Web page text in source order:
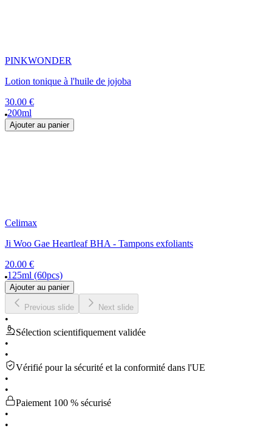
PINKWONDER
Lotion tonique à l'huile de jojoba
30.00 €
200ml
Ajouter au panier
Celimax
Ji Woo Gae Heartleaf BHA - Tampons exfoliants
20.00 €
125ml (60pcs)
Ajouter au panier
Previous slide Next slide
•
Sélection scientifiquement validée
•
•
Vérifié pour la sécurité et la conformité dans l'UE
•
•
Paiement 100 % sécurisé
•
•